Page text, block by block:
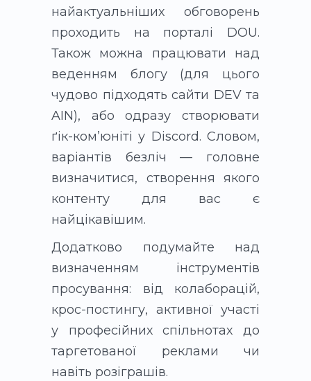
найактуальніших обговорень
проходить на порталі DOU.
Також можна працювати над
веденням блогу (для цього
чудово підходять сайти DEV та
AIN), або одразу створювати
ґік-ком’юніті у Discord. Словом,
варіантів безліч — головне
визначитися, створення якого
контенту для вас є
найцікавішим.
Додатково подумайте над
визначенням інструментів
просування: від колаборацій,
крос-постингу, активної участі
у професійних спільнотах до
таргетованої реклами чи
навіть розіграшів.